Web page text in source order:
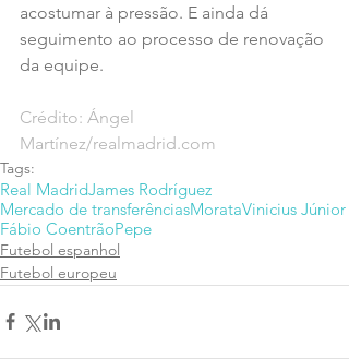
acostumar à pressão. E ainda dá
seguimento ao processo de renovação
da equipe.
Crédito: Ángel
Martínez/realmadrid.com
Tags:
Real MadridJames Rodríguez
Mercado de transferênciasMorataVinicius Júnior
Fábio CoentrãoPepe
Futebol espanhol
Futebol europeu